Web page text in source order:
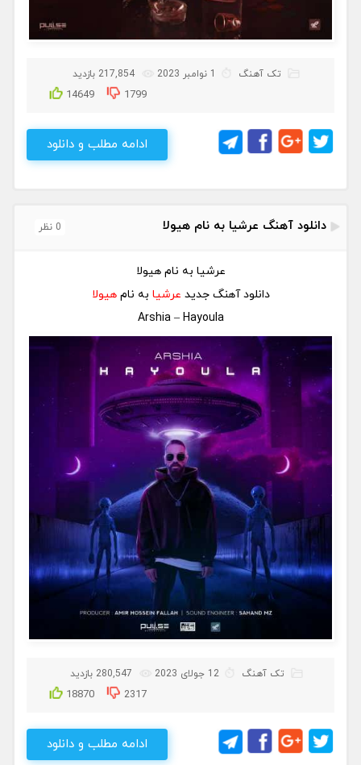
تک آهنگ 1 نوامبر 2023 217,854 بازدید
14649 1799
ادامه مطلب و دانلود
دانلود آهنگ عرشیا به نام هیولا 0 نظر
عرشیا به نام هیولا
دانلود آهنگ جدید عرشیا به نامهیولا
Arshia – Hayoula
تک آهنگ 12 جولای 2023 280,547 بازدید
18870 2317
ادامه مطلب و دانلود